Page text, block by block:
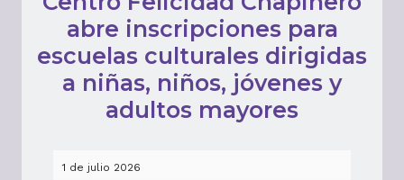
abre inscripciones para
escuelas culturales dirigidas
a niñas, niños, jóvenes y
adultos mayores
1 de julio 2026